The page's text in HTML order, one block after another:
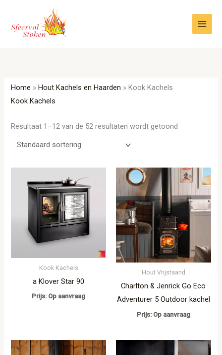
inhoud
Home » Hout Kachels en Haarden » Kook Kachels
Kook Kachels
Resultaat 1–12 van de 52 resultaten wordt getoond
Kook Kachels
a Klover Star 90
Prijs: Op aanvraag
Hout Vrijstaand
Charlton & Jenrick Go Eco
Adventurer 5 Outdoor kachel
Prijs: Op aanvraag